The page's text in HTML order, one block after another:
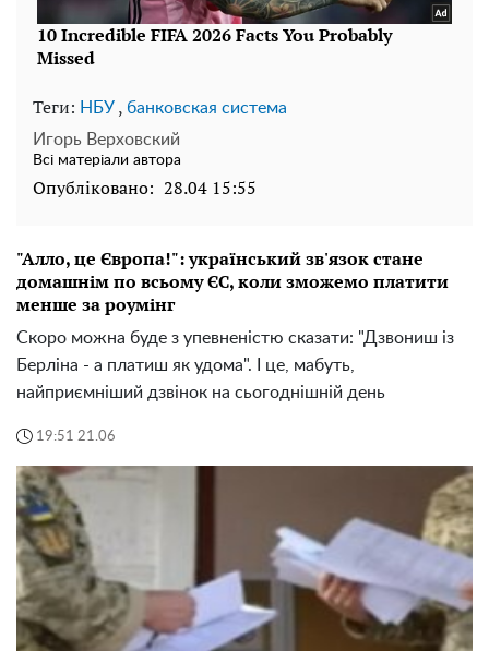
Теги: НБУ , банковская система
Игорь Верховский
Всі матеріали автора
Опубліковано: 28.04 15:55
"Алло, це Європа!": український зв'язок стане
домашнім по всьому ЄС, коли зможемо платити
менше за роумінг
Скоро можна буде з упевненістю сказати: "Дзвониш із
Берліна - а платиш як удома". І це, мабуть,
найприємніший дзвінок на сьогоднішній день
19:51 21.06